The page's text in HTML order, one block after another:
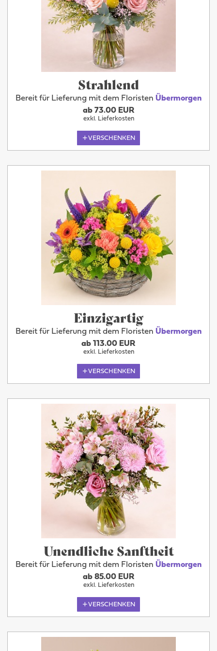
Strahlend
Bereit für Lieferung mit dem Floristen Übermorgen
ab 73.00 EUR
exkl. Lieferkosten
VERSCHENKEN
Einzigartig
Bereit für Lieferung mit dem Floristen Übermorgen
ab 113.00 EUR
exkl. Lieferkosten
VERSCHENKEN
Unendliche Sanftheit
Bereit für Lieferung mit dem Floristen Übermorgen
ab 85.00 EUR
exkl. Lieferkosten
VERSCHENKEN